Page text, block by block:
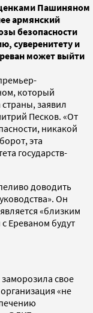
Пашиняном
армянский
безопасности
суверенитету и
может выйти
который
заявил
Песков. «От
никакой
эта
государств-
доводить
Он
«близким
Ереваном будут
свое
«не